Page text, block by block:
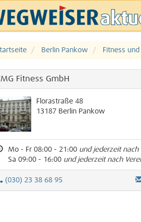
Berlin Pankow Fitness
Fitness GmbH
Florastraße 48
13187 Berlin Pankow
Mo - Fr 08:00 - 21:00 und jederzeit nach
Sa 09:00 - 16:00 und jederzeit nach
(030) 23 38 68 95